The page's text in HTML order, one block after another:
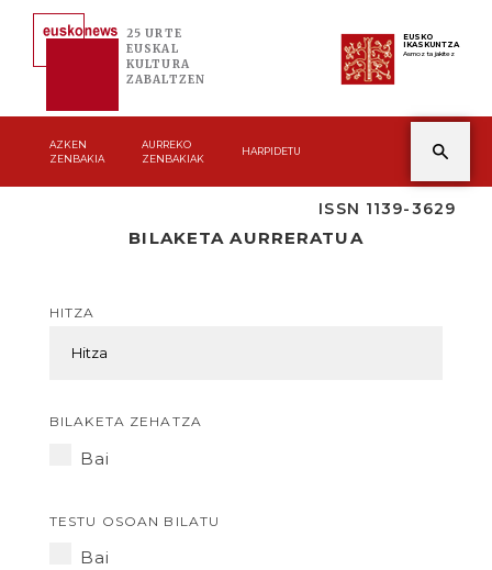
25 URTE
EUSKAL
KULTURA
ZABALTZEN
EUSKO
IKASKUNTZA
Asmoz ta jakitez
AZKEN
ZENBAKIA
AURREKO
ZENBAKIAK
HARPIDETU
ISSN 1139-3629
BILAKETA AURRERATUA
HITZA
BILAKETA ZEHATZA
Bai
TESTU OSOAN BILATU
Bai